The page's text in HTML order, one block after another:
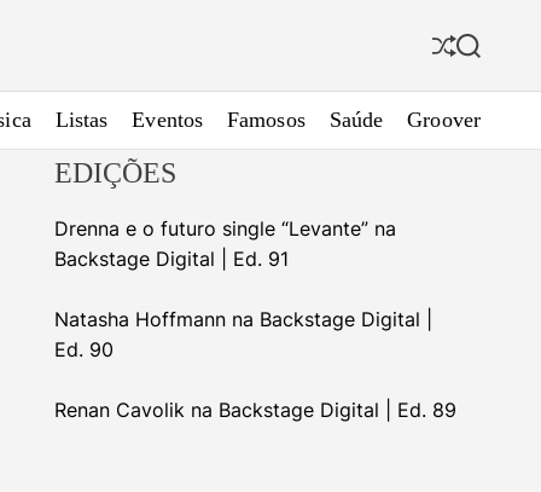
S
f
f
S
r
c
Listas Eventos Famosos Saúde Groover
EDIÇÕES
Drenna e o futuro single “Levante” na
Backstage Digital | Ed. 91
Natasha Hoffmann na Backstage Digital |
Ed. 90
Renan Cavolik na Backstage Digital | Ed. 89